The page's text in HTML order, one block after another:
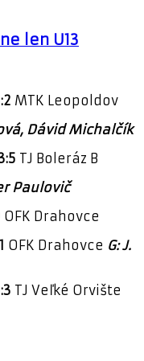
len U13
MTK Leopoldov
Dávid Michalčík
TJ Boleráz B
Paulovič
OFK Drahovce
OFK Drahovce G: J.
TJ Veľké Orvište